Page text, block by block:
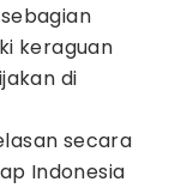
keraguan
di
secara
Indonesia